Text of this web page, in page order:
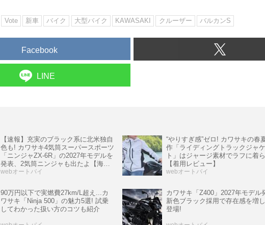
Vote 新車 バイク 大型バイク KAWASAKI クルーザー バルカンS
Facebook
LINE
【速報】充実のブラック系に北米独自
色も! カワサキ4気筒スーパースポーツ
「ニンジャZX-6R」の2027年モデルを
発表、2気筒ニンジャも出たよ【海
外】
webオートバイ
“やりすぎ感”ゼロ! カワサキの春
作「ライディングトラックジャ
ト」はジャージ素材でラフに着
【着用レビュー】
webオートバイ
90万円以下で実燃費27km/L超え...カ
ワサキ「Ninja 500」の魅力5選! 試乗
してわかった扱い方のコツも紹介
カワサキ「Z400」2027年モデル
新色ブラック採用で存在感を増
登場!